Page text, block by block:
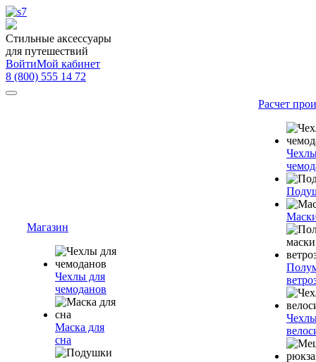
Стильные аксессуары
для путешествий
ВойтиМой кабинет
8 (800) 555 14 72
Магазин
Чехлы для
чемоданов
Маска для
сна
Расчет